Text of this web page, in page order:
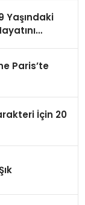
Yaşındaki
Paris’te
İçin 20